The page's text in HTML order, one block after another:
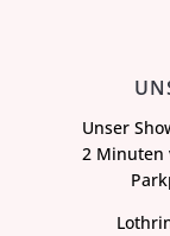
Unser
2 Minuten